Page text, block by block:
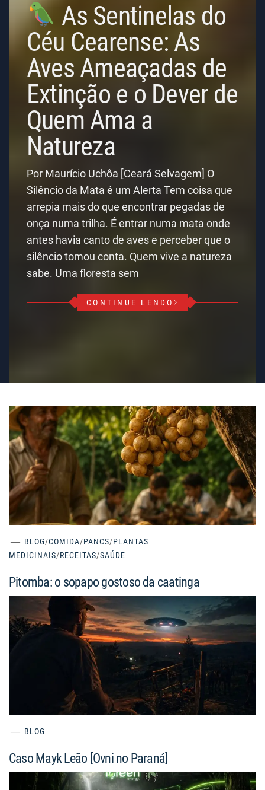
As Sentinelas do
Céu Cearense: As
Aves Ameaçadas de
Extinção e o Dever de
Quem Ama a
Natureza
Por Maurício Uchôa [Ceará Selvagem] O
Silêncio da Mata é um Alerta Tem coisa que
arrepia mais do que encontrar pegadas de
onça numa trilha. É entrar numa mata onde
antes havia canto de aves e perceber que o
silêncio tomou conta. Quem vive a natureza
sabe. Uma floresta sem
CONTINUE LENDO
BLOG/COMIDA/PANCS/PLANTAS
MEDICINAIS/RECEITAS/SAÚDE
Pitomba: o sopapo gostoso da caatinga
BLOG
Caso Mayk Leão [Ovni no Paraná]